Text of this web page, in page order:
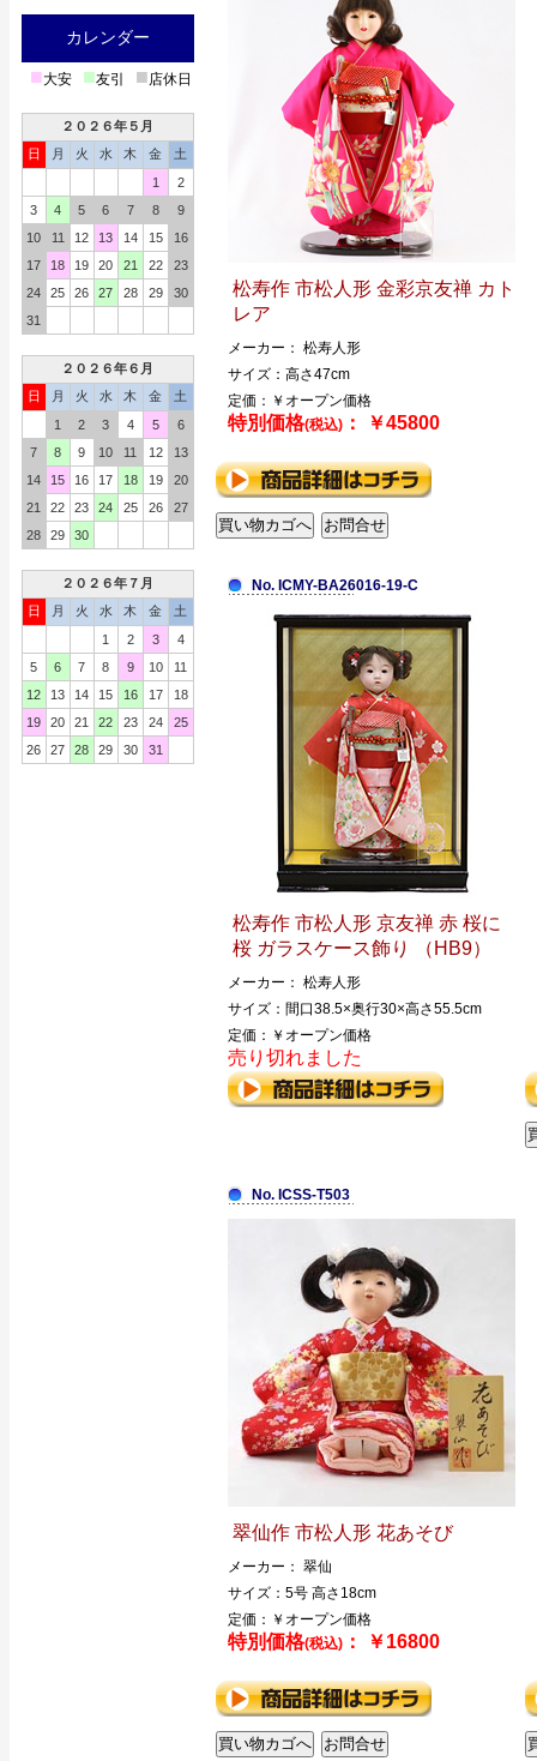
カレンダー
■大安 ■友引 ■店休日
２０２６年５月
日
月 火 水 木 金
土
1
2
3
4 5 6 7 8
9
10
11 12 13 14 15
16
17
18 19 20 21 22
23
24
25 26 27 28 29
30
31
２０２６年６月
日
月 火 水 木 金
土
1
2 3 4 5
6
7
8 9 10 11 12
13
14
15 16 17 18 19
20
21
22 23 24 25 26
27
28
29 30
２０２６年７月
日
月 火 水 木 金
土
1
2 3
4
5
6 7 8 9 10
11
12
13 14 15 16 17
18
19
20 21 22 23 24
25
26
27 28 29 30 31
松寿作 市松人形 金彩京友禅 カト
レア
メーカー： 松寿人形
サイズ：高さ47cm
定価：￥オープン価格
特別価格(税込)： ￥45800
No. ICMY-BA26016-19-C
松寿作 市松人形 京友禅 赤 桜に
桜 ガラスケース飾り （HB9）
メーカー： 松寿人形
サイズ：間口38.5×奥行30×高さ55.5cm
定価：￥オープン価格
売り切れました
No. ICSS-T503
翠仙作 市松人形 花あそび
メーカー： 翠仙
サイズ：5号 高さ18cm
定価：￥オープン価格
特別価格(税込)： ￥16800